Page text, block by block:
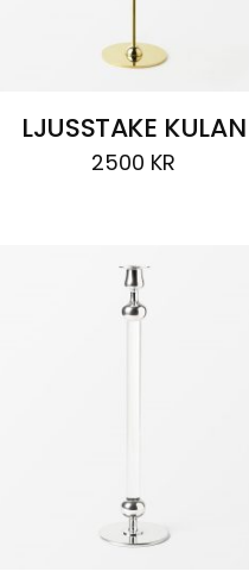
LJUSSTAKE KULAN
2500 KR